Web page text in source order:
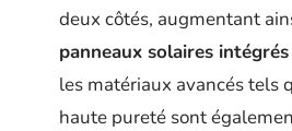
deux côtés, augmentant
panneaux solaires
les matériaux avancés tels
haute pureté sont